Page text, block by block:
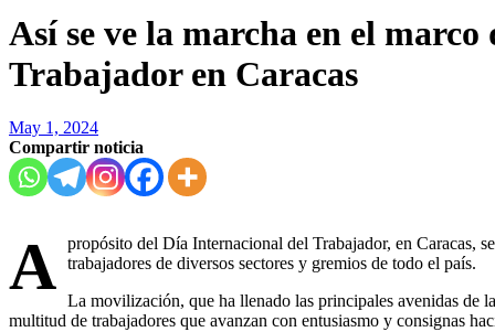
Así se ve la marcha en el
Trabajador en Caracas
May 1, 2024
Compartir noticia
A propósito del Día Internacional del Trabajador, en Caracas,
trabajadores de diversos sectores y gremios de todo el país.
La movilización, que ha llenado las principales avenidas de
multitud de trabajadores que avanzan con entusiasmo y consignas